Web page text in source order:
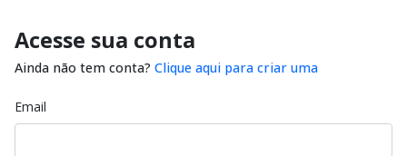
Acesse sua conta
Ainda não tem conta? Clique aqui para criar uma
Email